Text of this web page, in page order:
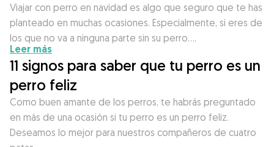
Viajar con perro en navidad es algo que seguro que te has
planteado en muchas ocasiones. Especialmente, si eres de
los que no va a ninguna parte sin su perro….
Leer más
11 signos para saber que tu perro es un
perro feliz
Como buen amante de los perros, te habrás preguntado
en más de una ocasión si tu perro es un perro feliz.
Deseamos lo mejor para nuestros compañeros de cuatro